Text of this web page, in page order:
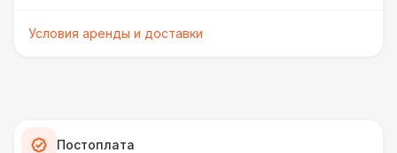
Условия аренды и доставки
Постоплата